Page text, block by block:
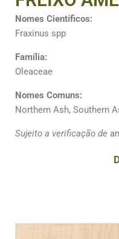
Nomes Científicos:
Fraxinus spp
Família:
Oleaceae
Nomes Comuns:
Northern Ash, Southern
Sujeito a verificação de